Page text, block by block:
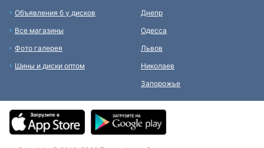
Объявления б у дисков
Все магазины
Фото галерея
Шины и диски оптом
Днепр
Одесса
Львов
Николаев
Запорожье